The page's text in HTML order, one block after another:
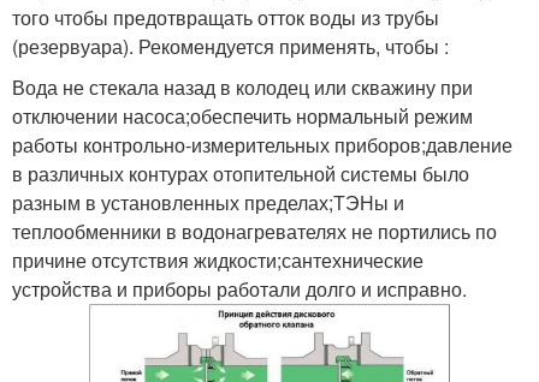
того чтобы предотвращать отток воды из трубы
(резервуара). Рекомендуется применять, чтобы :
Вода не стекала назад в колодец или скважину при
отключении насоса;обеспечить нормальный режим
работы контрольно-измерительных приборов;давление
в различных контурах отопительной системы было
разным в установленных пределах;ТЭНы и
теплообменники в водонагревателях не портились по
причине отсутствия жидкости;сантехнические
устройства и приборы работали долго и исправно.